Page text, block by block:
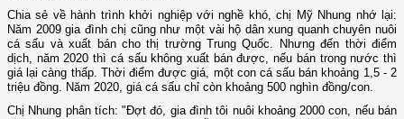
Chia sẻ về hành trình khởi nghiệp với nghề khó, chị Mỹ Nhung nhớ lại:
Năm 2009 gia đình chị cũng như một vài hộ dân xung quanh chuyên nuôi
cá sấu và xuất bán cho thị trường Trung Quốc. Nhưng đến thời điểm
dịch, năm 2020 thì cá sấu không xuất bán được, nếu bán trong nước thì
giá lại càng thấp. Thời điểm được giá, một con cá sấu bán khoảng 1,5 - 2
triệu đồng. Năm 2020, giá cá sấu chỉ còn khoảng 500 nghìn đồng/con.
Chị Nhung phân tích: "Đợt đó, gia đình tôi nuôi khoảng 2000 con, nếu bán